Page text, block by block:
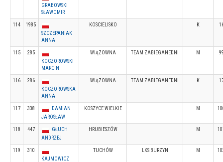
GRABOWSKI
SŁAWOMIR
114
1985
SZCZEPANIAK
ANNA
KOSCIELISKO K
115
285
KOCZOROWSKI
MARCIN
WIĄZOWNA TEAM ZABIEGANEDNI M
116
286
KOCZOROWSKA
ANNA
WIĄZOWNA TEAM ZABIEGANEDNI K
117 338
DAMIAN
JAROSŁAW
KOSZYCE WIELKIE M
118 447
GŁUCH
ANDRZEJ
HRUBIESZÓW M
119
310
KAJMOWICZ
TUCHÓW LKS BURZYN M